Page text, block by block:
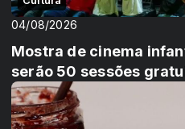
04/08/2026
Mostra de cinema
serão 50 sessões